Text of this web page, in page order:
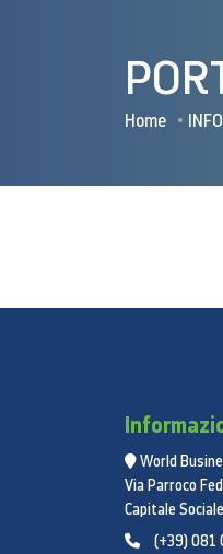
Home
World
Via Parroco
Capitale
(+39) 081